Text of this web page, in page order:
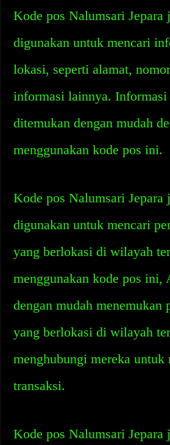
Kode pos Nalumsari Jepara
digunakan untuk mencari
lokasi, seperti alamat,
informasi lainnya.
ditemukan dengan mudah
menggunakan kode pos ini.
Kode pos Nalumsari Jepara
digunakan untuk mencari
yang berlokasi di wilayah
menggunakan kode pos ini,
dengan mudah menemukan
yang berlokasi di wilayah
menghubungi mereka untuk
transaksi.
Kode pos Nalumsari Jepara